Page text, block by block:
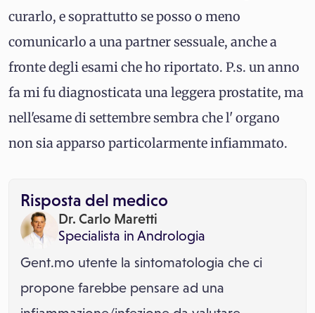
curarlo, e soprattutto se posso o meno
comunicarlo a una partner sessuale, anche a
fronte degli esami che ho riportato. P.s. un anno
fa mi fu diagnosticata una leggera prostatite, ma
nell'esame di settembre sembra che l' organo
non sia apparso particolarmente infiammato.
Risposta del medico
Dr. Carlo Maretti
Specialista in Andrologia
Gent.mo utente la sintomatologia che ci
propone farebbe pensare ad una